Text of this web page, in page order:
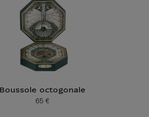
Boussole octogonale
Prix ​​actuel
65 €